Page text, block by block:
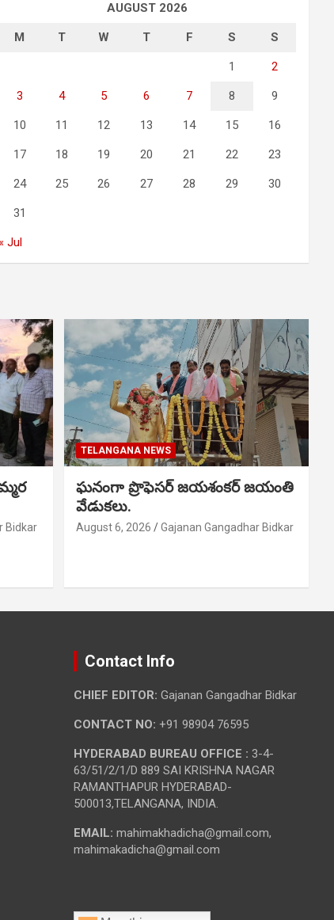
AUGUST 2026
M T W T F S S
1 2
3 4 5 6 7 8 9
10 11 12 13 14 15 16
17 18 19 20 21 22 23
24 25 26 27 28 29 30
31
« Jul
Bidkar
TELANGANA NEWS
ఘనంగా ప్రొఫెసర్ జయశంకర్ జయంతి
వేడుకలు.
August 6, 2026 Gajanan Gangadhar Bidkar
Contact Info
CHIEF EDITOR: Gajanan Gangadhar Bidkar
CONTACT NO: +91 98904 76595
HYDERABAD BUREAU OFFICE : 3-4-
63/51/2/1/D 889 SAI KRISHNA NAGAR
RAMANTHAPUR HYDERABAD-
500013,TELANGANA, INDIA.
EMAIL: mahimakhadicha@gmail.com,
mahimakadicha@gmail.com